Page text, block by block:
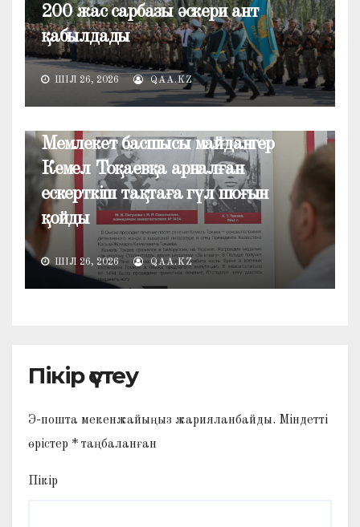
200 жас сарбазы әскери ант
қабылдады
ШІЛ 26, 2026 QAA.KZ
Мемлекет басшысы майдангер
Кемел Тоқаевқа арналған
ескерткіш тақтаға гүл шоғын
қойды
ШІЛ 26, 2026 QAA.KZ
Пікір үстеу
Э-пошта мекенжайыңыз жарияланбайды. Міндетті
өрістер * таңбаланған
Пікір